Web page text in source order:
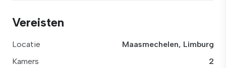
Vereisten
Locatie
Maasmechelen, Limburg
Kamers
2